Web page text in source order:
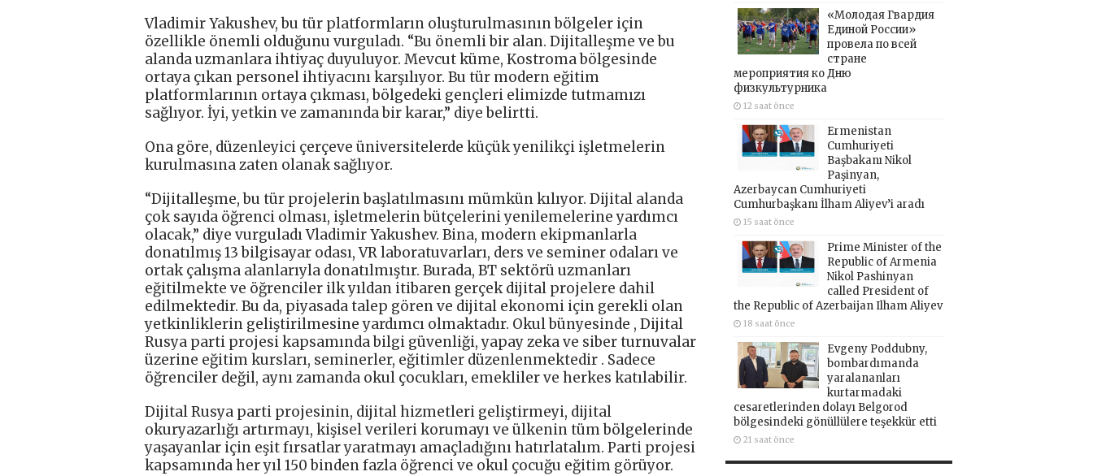
Vladimir Yakushev, bu tür platformların oluşturulmasının bölgeler için
özellikle önemli olduğunu vurguladı. “Bu önemli bir alan. Dijitalleşme ve bu
alanda uzmanlara ihtiyaç duyuluyor. Mevcut küme, Kostroma bölgesinde
ortaya çıkan personel ihtiyacını karşılıyor. Bu tür modern eğitim
platformlarının ortaya çıkması, bölgedeki gençleri elimizde tutmamızı
sağlıyor. İyi, yetkin ve zamanında bir karar,” diye belirtti.
Ona göre, düzenleyici çerçeve üniversitelerde küçük yenilikçi işletmelerin
kurulmasına zaten olanak sağlıyor.
“Dijitalleşme, bu tür projelerin başlatılmasını mümkün kılıyor. Dijital alanda
çok sayıda öğrenci olması, işletmelerin bütçelerini yenilemelerine yardımcı
olacak,” diye vurguladı Vladimir Yakushev. Bina, modern ekipmanlarla
donatılmış 13 bilgisayar odası, VR laboratuvarları, ders ve seminer odaları ve
ortak çalışma alanlarıyla donatılmıştır. Burada, BT sektörü uzmanları
eğitilmekte ve öğrenciler ilk yıldan itibaren gerçek dijital projelere dahil
edilmektedir. Bu da, piyasada talep gören ve dijital ekonomi için gerekli olan
yetkinliklerin geliştirilmesine yardımcı olmaktadır. Okul bünyesinde , Dijital
Rusya parti projesi kapsamında bilgi güvenliği, yapay zeka ve siber turnuvalar
üzerine eğitim kursları, seminerler, eğitimler düzenlenmektedir . Sadece
öğrenciler değil, aynı zamanda okul çocukları, emekliler ve herkes katılabilir.
Dijital Rusya parti projesinin, dijital hizmetleri geliştirmeyi, dijital
okuryazarlığı artırmayı, kişisel verileri korumayı ve ülkenin tüm bölgelerinde
yaşayanlar için eşit fırsatlar yaratmayı amaçladığını hatırlatalım. Parti projesi
kapsamında her yıl 150 binden fazla öğrenci ve okul çocuğu eğitim görüyor.
«Молодая Гвардия
Единой России»
провела по всей
стране
мероприятия ко Дню
физкультурника
12 saat önce
Ermenistan
Cumhuriyeti
Başbakanı Nikol
Paşinyan,
Azerbaycan Cumhuriyeti
Cumhurbaşkanı İlham Aliyev’i aradı
15 saat önce
Prime Minister of the
Republic of Armenia
Nikol Pashinyan
called President of
the Republic of Azerbaijan Ilham Aliyev
18 saat önce
Evgeny Poddubny,
bombardımanda
yaralananları
kurtarmadaki
cesaretlerinden dolayı Belgorod
bölgesindeki gönüllülere teşekkür etti
21 saat önce